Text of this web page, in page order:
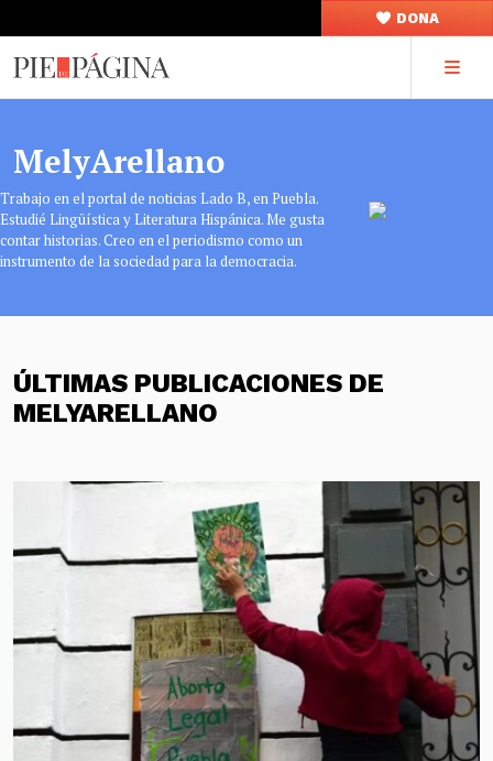
DONA
MelyArellano
Trabajo en el portal de noticias Lado B, en Puebla.
Estudié Lingüística y Literatura Hispánica. Me gusta
contar historias. Creo en el periodismo como un
instrumento de la sociedad para la democracia.
ÚLTIMAS PUBLICACIONES DE
MELYARELLANO